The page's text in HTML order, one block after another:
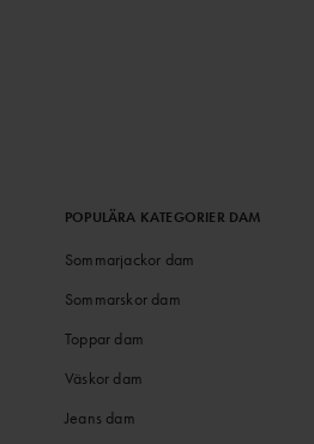
POPULÄRA KATEGORIER DAM
Sommarjackor dam
Sommarskor dam
Toppar dam
Väskor dam
Jeans dam